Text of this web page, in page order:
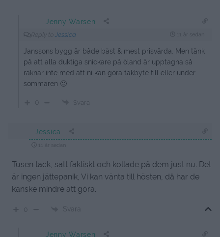
Jenny Warsen
Jessica
Janssons bygg är både bäst & mest prisvärda. Men tänk
på att alla duktiga snickare på öland är upptagna så
räknar inte med att ni kan göra takbyte till eller under
sommaren 🙂
Svara
Jessica
Tusen tack, satt faktiskt och kollade på dem just nu. Det
är ingen jättepanik, Vi kan vänta till hösten, då har de
kanske mindre att göra.
Svara
Jenny Warsen